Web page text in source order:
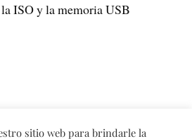
ISO y la memoria USB
sitio web para brindarle la